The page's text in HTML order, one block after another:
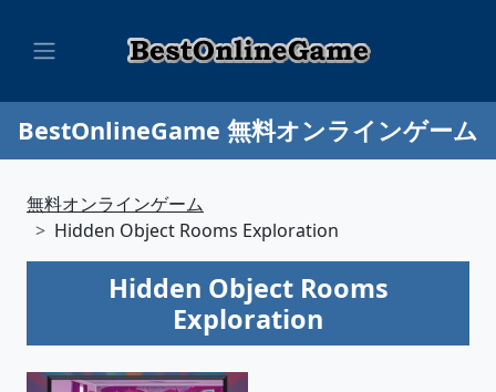
BestOnlineGame 無料オンラインゲーム
無料オンラインゲーム
Hidden Object Rooms Exploration
Hidden Object Rooms
Exploration